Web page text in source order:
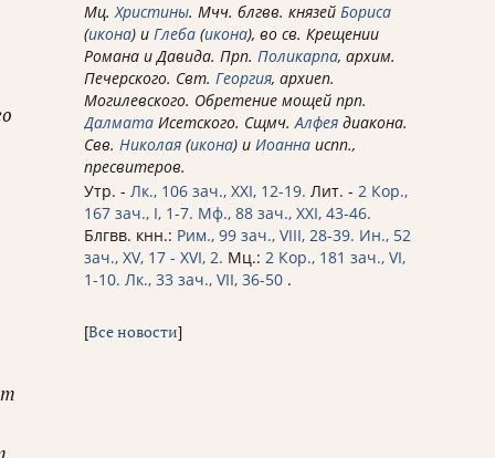
Мц.Христины. Мчч. блгвв. князей Бориса
(икона) и Глеба (икона), во св. Крещении
Романа и Давида. Прп. Поликарпа, архим.
Печерского. Свт. Георгия, архиеп.
Могилевского. Обретение мощей прп.
Далмата Исетского. Сщмч.Алфея диакона.
Свв. Николая (икона) и Иоанна испп.,
пресвитеров.
Утр. - Лк., 106 зач., XXI, 12-19. Лит. - 2 Кор.,
167 зач., I, 1-7. Мф., 88 зач., XXI, 43-46.
Блгвв. кнн.: Рим., 99 зач., VIII, 28-39. Ин., 52
зач., XV, 17 - XVI, 2. Мц.: 2 Кор., 181 зач., VI,
1-10. Лк., 33 зач., VII, 36-50 .
[Все новости]